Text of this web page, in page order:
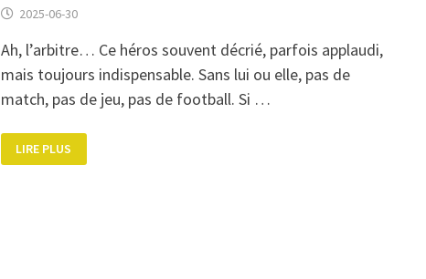
2025-06-30
Ah, l’arbitre… Ce héros souvent décrié, parfois applaudi,
mais toujours indispensable. Sans lui ou elle, pas de
match, pas de jeu, pas de football. Si …
COMMENT
DEVENIR
ARBITRE
LIRE PLUS